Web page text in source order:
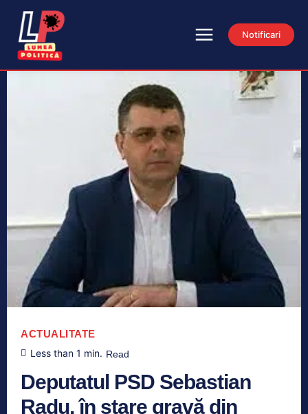
Notificari
ACTUALITATE
Less than 1 min. Read
Deputatul PSD Sebastian
Radu, în stare gravă din